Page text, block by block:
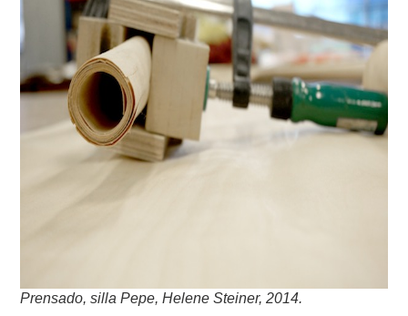
Prensado, silla Pepe, Helene Steiner, 2014.